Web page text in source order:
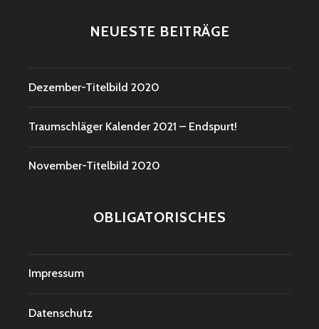
NEUESTE BEITRÄGE
Dezember-Titelbild 2020
Traumschläger Kalender 2021 – Endspurt!
November-Titelbild 2020
OBLIGATORISCHES
Impressum
Datenschutz